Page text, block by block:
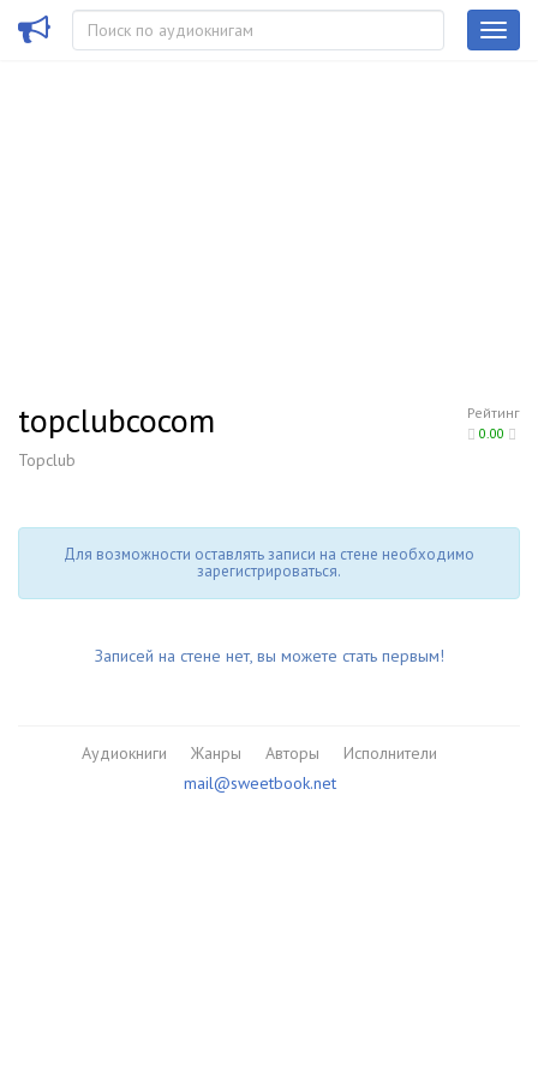
Рейтинг
0.00
topclubcocom
Topclub
Для возможности оставлять записи на стене необходимо
зарегистрироваться.
Записей на стене нет, вы можете стать первым!
Аудиокниги Жанры Авторы
Исполнители
mail@sweetbook.net